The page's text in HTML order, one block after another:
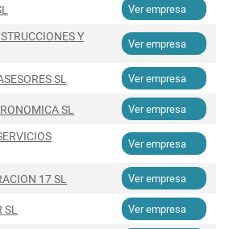
Ver empresa
Y
Ver empresa
SL Ver empresa
SL Ver empresa
Ver empresa
17 SL Ver empresa
Ver empresa